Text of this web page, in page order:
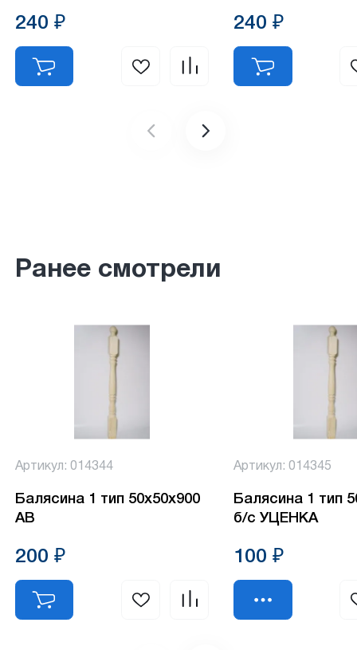
240 ₽ 240 ₽
Ранее смотрели
Артикул: 014344
Балясина 1 тип 50х50х900
АВ
200 ₽
Артикул: 014345
Балясина 1 тип
б/с УЦЕНКА
100 ₽